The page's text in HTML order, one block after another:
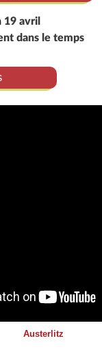
19 avril
dans le temps
Austerlitz